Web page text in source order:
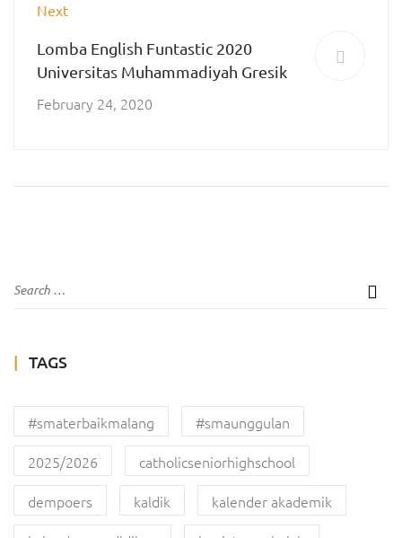
Next
Lomba English Funtastic 2020
Universitas Muhammadiyah Gresik
February 24, 2020
TAGS
#smaterbaikmalang
#smaunggulan
2025/2026
catholicseniorhighschool
dempoers
kaldik
kalender akademik